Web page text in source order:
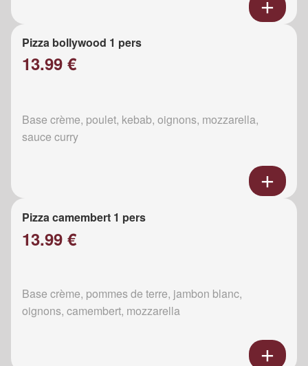
Pizza bollywood 1 pers
13.99 €
Base crème, poulet, kebab, oignons, mozzarella,
sauce curry
Pizza camembert 1 pers
13.99 €
Base crème, pommes de terre, jambon blanc,
oignons, camembert, mozzarella